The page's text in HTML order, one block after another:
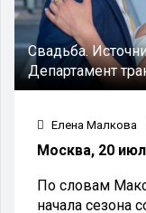
Свадьба.
Департамент
Елена Малкова
Москва, 20
По словам
начала сезона